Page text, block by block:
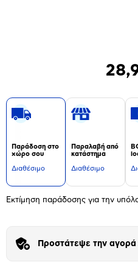
Παράδοση στο
χώρο σου
Διαθέσιμο
Παραλαβή από
κατάστημα
Διαθέσιμο
Εκτίμηση παράδοσης για την
Προστάτεψε την